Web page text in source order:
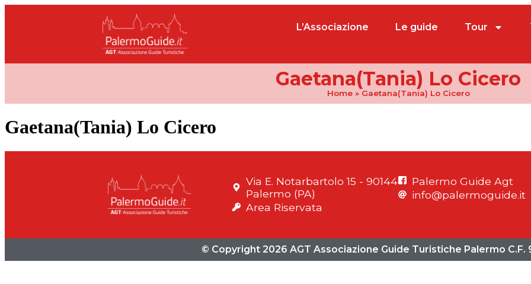
L’Associazione Le guide Tour
Gaetana(Tania) Lo Cicero
Home» Gaetana(Tania) Lo Cicero
Gaetana(Tania) Lo Cicero
Via E. Notarbartolo 15 - 90144
Palermo (PA)
Area Riservata
Palermo Guide Agt
info@palermoguide.it
© Copyright 2026 AGT Associazione Guide Turistiche Palermo C.F.